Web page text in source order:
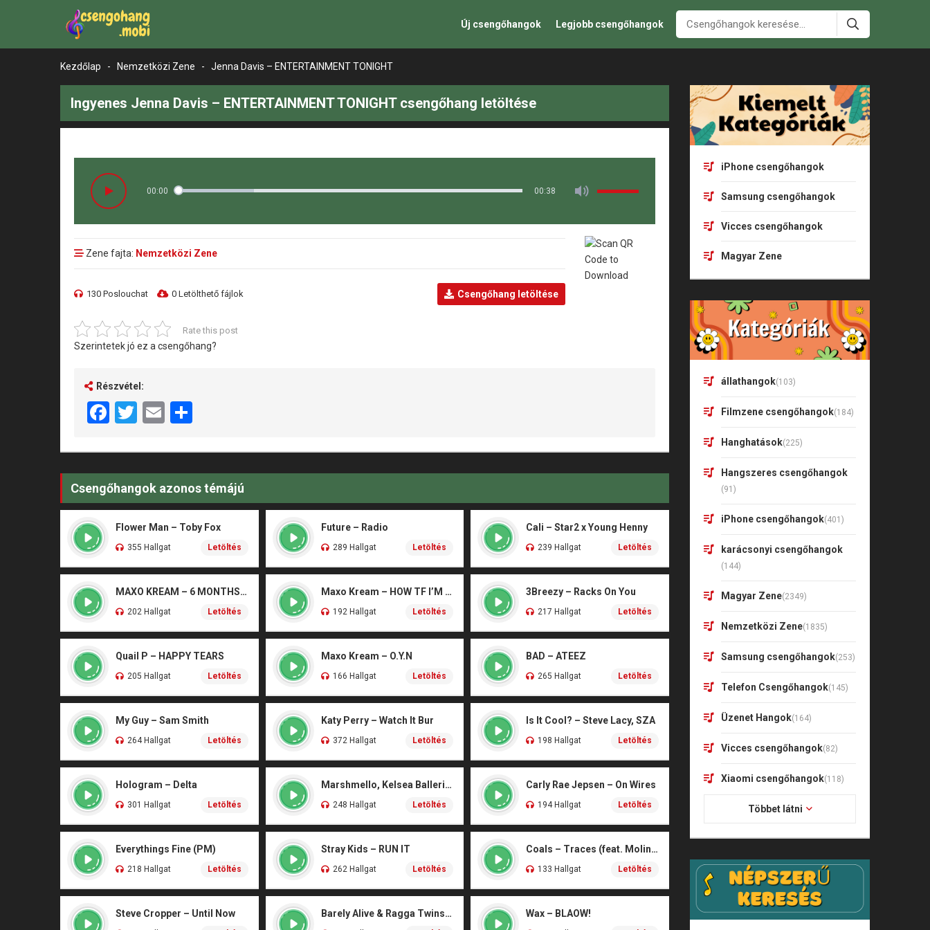
Új csengőhangok Legjobb csengőhangok
Kezdőlap - Nemzetközi Zene - Jenna Davis – ENTERTAINMENT TONIGHT
Ingyenes Jenna Davis – ENTERTAINMENT TONIGHT csengőhang letöltése
00:00 00:38
Zene fajta: Nemzetközi Zene
130 Poslouchat 0 Letölthető fájlok Csengőhang letöltése
Rate this post
Szerintetek jó ez a csengőhang?
Részvétel:
Facebook
Twitter
Email
Csengőhangok azonos témájú
Flower Man – Toby Fox
355 Hallgat Letöltés
Future – Radio
289 Hallgat Letöltés
Cali – Star2 x Young Henny
239 Hallgat Letöltés
MAXO KREAM – 6 MONTHS CLEAN
202 Hallgat Letöltés
Maxo Kream – HOW TF I’M LUCKY
192 Hallgat Letöltés
3Breezy – Racks On You
217 Hallgat Letöltés
Quail P – HAPPY TEARS
205 Hallgat Letöltés
Maxo Kream – O.Y.N
166 Hallgat Letöltés
BAD – ATEEZ
265 Hallgat Letöltés
My Guy – Sam Smith
264 Hallgat Letöltés
Katy Perry – Watch It Bur
372 Hallgat Letöltés
Is It Cool? – Steve Lacy, SZA
198 Hallgat Letöltés
Hologram – Delta
301 Hallgat Letöltés
Marshmello, Kelsea Ballerini – Another Drink
248 Hallgat Letöltés
Carly Rae Jepsen – On Wires
194 Hallgat Letöltés
Everythings Fine (PM)
218 Hallgat Letöltés
Stray Kids – RUN IT
262 Hallgat Letöltés
Coals – Traces (feat. Molina)
133 Hallgat Letöltés
Steve Cropper – Until Now Barely Alive & Ragga Twins – We Set It Wax – BLAOW!
iPhone csengőhangok
Samsung csengőhangok
Vicces csengőhangok
Magyar Zene
állathangok(103)
Filmzene csengőhangok(184)
Hanghatások(225)
Hangszeres csengőhangok
(91)
iPhone csengőhangok(401)
karácsonyi csengőhangok
(144)
Magyar Zene(2349)
Nemzetközi Zene(1835)
Samsung csengőhangok(253)
Telefon Csengőhangok(145)
Üzenet Hangok(164)
Vicces csengőhangok(82)
Xiaomi csengőhangok(118)
Többet látni